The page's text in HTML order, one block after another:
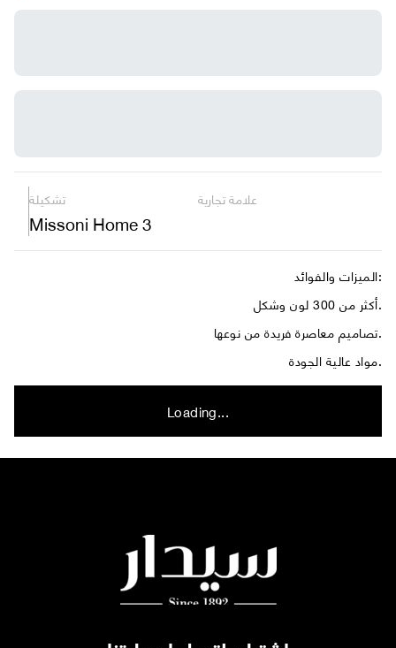
تشكيلة
Missoni Home 3
علامة تجارية
الميزات والفوائد:
أكثر من 300 لون وشكل.
تصاميم معاصرة فريدة من نوعها.
مواد عالية الجودة.
Loading...